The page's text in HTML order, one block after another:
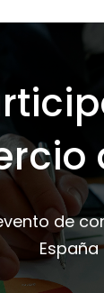
de
España